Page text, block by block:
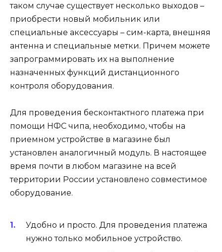
таком случае существует несколько выходов –
приобрести новый мобильник или
специальные аксессуары – сим-карта, внешняя
антенна и специальные метки. Причем можете
запрограммировать их на выполнение
назначенных функций дистанционного
контроля оборудования.
Для проведения бесконтактного платежа при
помощи НФС чипа, необходимо, чтобы на
приемном устройстве в магазине был
установлен аналогичный модуль. В настоящее
время почти в любом магазине на всей
территории России установлено совместимое
оборудование.
Удобно и просто. Для проведения платежа
нужно только мобильное устройство.